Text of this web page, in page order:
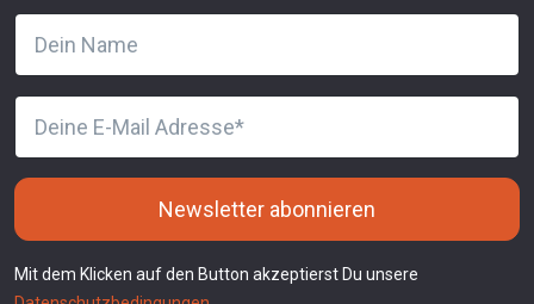
Newsletter abonnieren
Mit dem Klicken auf den Button akzeptierst Du unsere